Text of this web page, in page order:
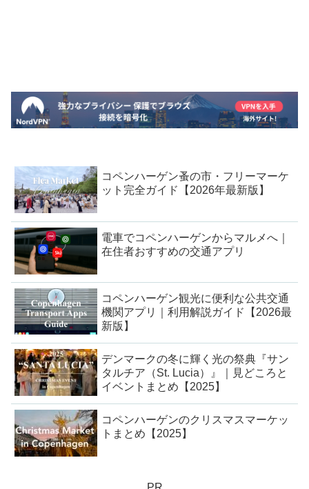
コペンハーゲン蚤の市・フリーマーケ
ット完全ガイド【2026年最新版】
電車でコペンハーゲンからマルメへ｜
在住者おすすめの交通アプリ
コペンハーゲン観光に便利な公共交通
機関アプリ｜利用解説ガイド【2026最
新版】
デンマークの冬に輝く光の祭典『サン
タルチア（St. Lucia）』｜見どころと
イベントまとめ【2025】
コペンハーゲンのクリスマスマーケッ
トまとめ【2025】